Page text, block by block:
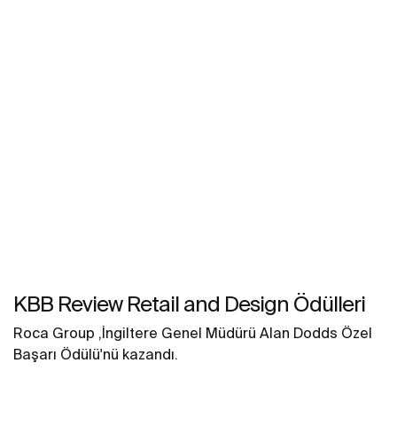
KBB Review Retail and Design Ödülleri
Roca Group ,İngiltere Genel Müdürü Alan Dodds Özel
Başarı Ödülü'nü kazandı.